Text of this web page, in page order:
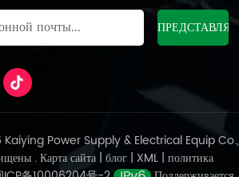
Power Supply & Electrical Equip Co.,
.Карта сайта | блог | XML| политика